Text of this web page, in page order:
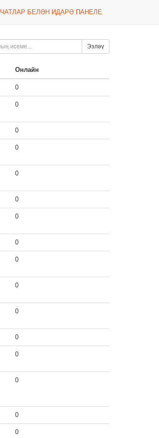
ЧАТЛАР БЕЛӘН ИДАРӘ ПАНЕЛЕ
Эзләү
Онлайн
0
0
0
0
0
0
0
0
0
0
0
0
0
0
0
0